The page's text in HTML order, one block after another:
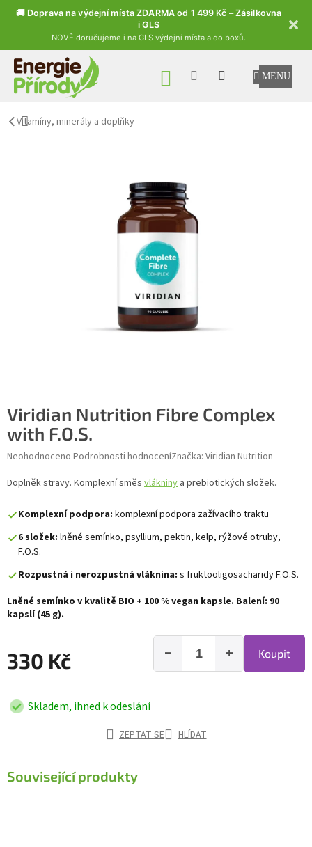
🚚 Doprava na výdejní místa ZDARMA od 1 499 Kč – Zásilkovna
i GLS
NOVĚ doručujeme i na GLS výdejní místa a do boxů.
Přejít na obsah
NÁKUPNÍ KOŠÍK
Vitamíny, minerály a doplňky
Viridian Nutrition Fibre Complex
with F.O.S.
Průměrné hodnocení produktu je 0,0 z 5 hvězdiček.
Neohodnoceno Podrobnosti hodnoceníZnačka: Viridian Nutrition
Doplněk stravy. Komplexní směs vlákniny a prebiotických složek.
Komplexní podpora: komplexní podpora zažívacího traktu
6 složek: lněné semínko, psyllium, pektin, kelp, rýžové otruby,
F.O.S.
Rozpustná i nerozpustná vláknina: s fruktooligosacharidy F.O.S.
Lněné semínko v kvalitě BIO + 100 % vegan kapsle. Balení: 90
kapslí (45 g).
330 Kč +
− Koupit
Skladem, ihned k odeslání
ZEPTAT SE HLÍDAT
Související produkty